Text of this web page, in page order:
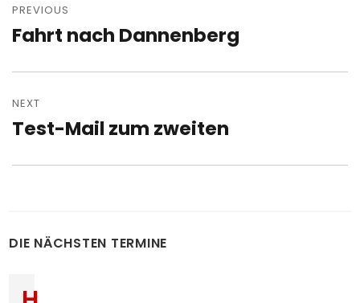
navigation
PREVIOUS
Previous
Fahrt nach Dannenberg
NEXT
Next
Test-Mail zum zweiten
DIE NÄCHSTEN TERMINE